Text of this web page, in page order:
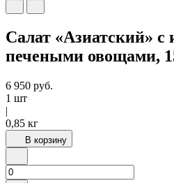
Салат «Азиатский» с
печеными овощами,
6 950 руб.
1 шт
|
0,85 кг
В корзину